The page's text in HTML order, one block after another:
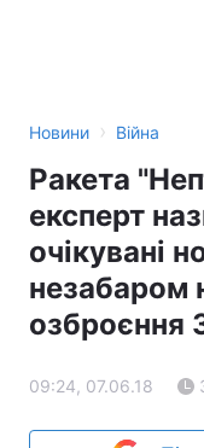
Новини › Війна
Ракета
експерт
очікувані
незабаром
озброєння
09:24, 07.06.18